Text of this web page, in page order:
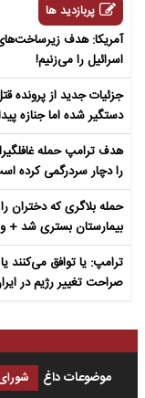
پربازدید ها
آمریکا: هدف
اسرائیل را می‌زنیم!
جزئیات جدید از پرونده
دستگیر شده اما جنازه
هدف ترامپ حمله
را دچار سردرگمی کرده
حمله بلاگری که دختران
بیمارستان بستری شد +
ترامپ: یا توافق می‌کنند
صراحت تغییر رژیم در
موضوعات داغ